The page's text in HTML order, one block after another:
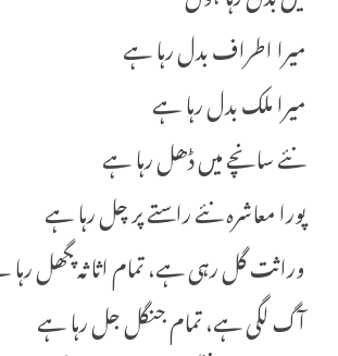
میرا اطراف بدل رہا ہے
میرا ملک بدل رہا ہے
نئے سانچے میں ڈھل رہا ہے
پورا معاشرہ نئے راستے پر چل رہا ہے
وراثت گل رہی ہے، تمام اثاثہ پگھل
آگ لگی ہے، تمام جنگل جل رہا ہے